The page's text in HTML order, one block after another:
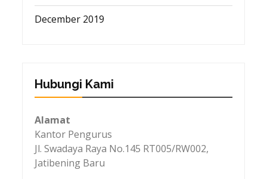
December 2019
Hubungi Kami
Alamat
Kantor Pengurus
Jl. Swadaya Raya No.145 RT005/RW002,
Jatibening Baru